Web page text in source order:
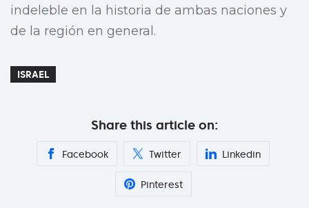
indeleble en la historia de ambas naciones y
de la región en general.
ISRAEL
Share this article on:
Facebook Twitter Linkedin
Pinterest